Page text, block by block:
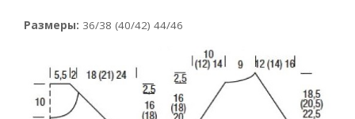
Размеры: 36/38 (40/42) 44/46